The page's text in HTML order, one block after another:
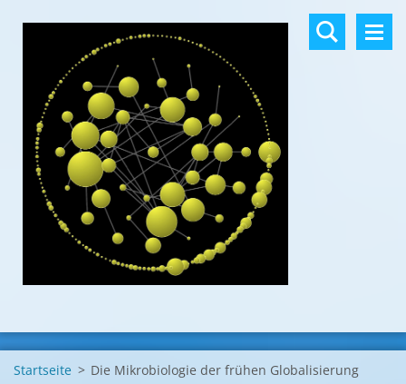
Startseite > Die Mikrobiologie der frühen Globalisierung